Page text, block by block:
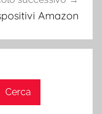
Amazon
Cerca